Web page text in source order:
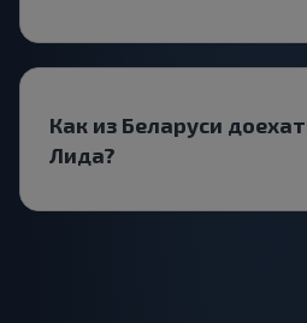
Как из Беларуси
Лида?